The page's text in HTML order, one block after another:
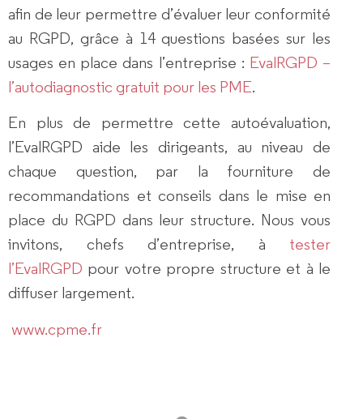
afin de leur permettre d’évaluer leur conformité
au RGPD, grâce à 14 questions basées sur les
usages en place dans l’entreprise : EvalRGPD –
l’autodiagnostic gratuit pour les PME.
En plus de permettre cette autoévaluation,
l’EvalRGPD aide les dirigeants, au niveau de
chaque question, par la fourniture de
recommandations et conseils dans le mise en
place du RGPD dans leur structure. Nous vous
invitons, chefs d’entreprise, à tester
l’EvalRGPD pour votre propre structure et à le
diffuser largement.
www.cpme.fr